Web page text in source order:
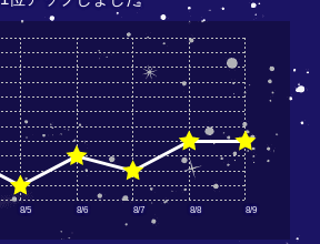
8/5 8/6 8/7 8/8 8/9